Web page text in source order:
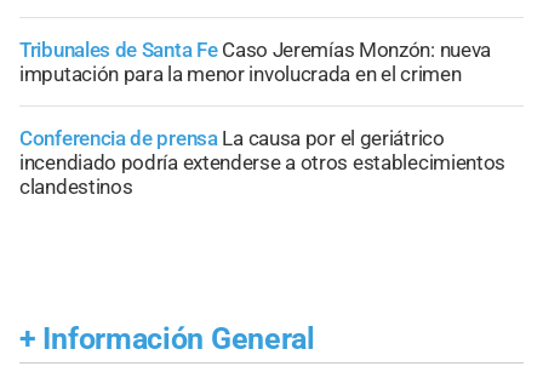
Tribunales de Santa Fe Caso Jeremías Monzón: nueva
imputación para la menor involucrada en el crimen
Conferencia de prensa La causa por el geriátrico
incendiado podría extenderse a otros establecimientos
clandestinos
+ Información General